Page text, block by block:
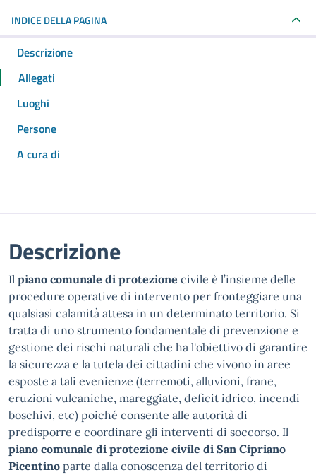
INDICE DELLA PAGINA
Descrizione
Allegati
Luoghi
Persone
A cura di
Descrizione
Il piano comunale di protezione civile è l’insieme delle
procedure operative di intervento per fronteggiare una
qualsiasi calamità attesa in un determinato territorio. Si
tratta di uno strumento fondamentale di prevenzione e
gestione dei rischi naturali che ha l'obiettivo di garantire
la sicurezza e la tutela dei cittadini che vivono in aree
esposte a tali evenienze (terremoti, alluvioni, frane,
eruzioni vulcaniche, mareggiate, deficit idrico, incendi
boschivi, etc) poiché consente alle autorità di
predisporre e coordinare gli interventi di soccorso. Il
piano comunale di protezione civile di San Cipriano
Picentino parte dalla conoscenza del territorio di